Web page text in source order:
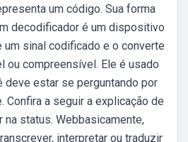
um código. Sua forma
decodificador é um dispositivo
sinal codificado e o converte
ou compreensível. Ele é usado
deve estar se perguntando por
Confira a seguir a explicação de
status. Webbasicamente,
interpretar ou traduzir